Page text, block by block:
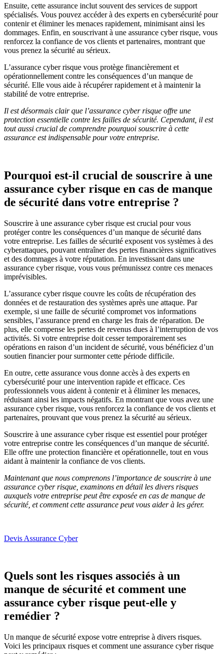
Ensuite, cette assurance inclut souvent des services de support
spécialisés. Vous pouvez accéder à des experts en cybersécurité pour
contenir et éliminer les menaces rapidement, minimisant ainsi les
dommages. Enfin, en souscrivant à une assurance cyber risque, vous
renforcez la confiance de vos clients et partenaires, montrant que
vous prenez la sécurité au sérieux.
L’assurance cyber risque vous protège financièrement et
opérationnellement contre les conséquences d’un manque de
sécurité. Elle vous aide à récupérer rapidement et à maintenir la
stabilité de votre entreprise.
Il est désormais clair que l’assurance cyber risque offre une
protection essentielle contre les failles de sécurité. Cependant, il est
tout aussi crucial de comprendre pourquoi souscrire à cette
assurance est indispensable pour votre entreprise.
Pourquoi est-il crucial de souscrire à une
assurance cyber risque en cas de manque
de sécurité dans votre entreprise ?
Souscrire à une assurance cyber risque est crucial pour vous
protéger contre les conséquences d’un manque de sécurité dans
votre entreprise. Les failles de sécurité exposent vos systèmes à des
cyberattaques, pouvant entraîner des pertes financières significatives
et des dommages à votre réputation. En investissant dans une
assurance cyber risque, vous vous prémunissez contre ces menaces
imprévisibles.
L’assurance cyber risque couvre les coûts de récupération des
données et de restauration des systèmes après une attaque. Par
exemple, si une faille de sécurité compromet vos informations
sensibles, l’assurance prend en charge les frais de réparation. De
plus, elle compense les pertes de revenus dues à l’interruption de vos
activités. Si votre entreprise doit cesser temporairement ses
opérations en raison d’un incident de sécurité, vous bénéficiez d’un
soutien financier pour surmonter cette période difficile.
En outre, cette assurance vous donne accès à des experts en
cybersécurité pour une intervention rapide et efficace. Ces
professionnels vous aident à contenir et à éliminer les menaces,
réduisant ainsi les impacts négatifs. En montrant que vous avez une
assurance cyber risque, vous renforcez la confiance de vos clients et
partenaires, prouvant que vous prenez la sécurité au sérieux.
Souscrire à une assurance cyber risque est essentiel pour protéger
votre entreprise contre les conséquences d’un manque de sécurité.
Elle offre une protection financière et opérationnelle, tout en vous
aidant à maintenir la confiance de vos clients.
Maintenant que nous comprenons l’importance de souscrire à une
assurance cyber risque, examinons en détail les divers risques
auxquels votre entreprise peut être exposée en cas de manque de
sécurité, et comment cette assurance peut vous aider à les gérer.
Devis Assurance Cyber
Quels sont les risques associés à un
manque de sécurité et comment une
assurance cyber risque peut-elle y
remédier ?
Un manque de sécurité expose votre entreprise à divers risques.
Voici les principaux risques et comment une assurance cyber risque